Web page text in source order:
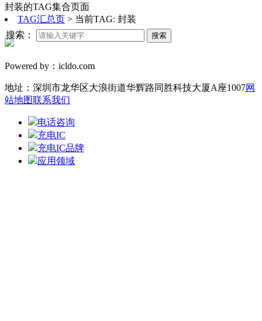
封装的TAG集合页面
TAG汇总页 > 当前TAG: 封装
搜索：
搜索
Powered by：icldo.com
地址：深圳市龙华区大浪街道华辉路同胜科技大厦A座1007网
站地图联系我们
电话咨询
充电IC
充电IC品牌
应用领域